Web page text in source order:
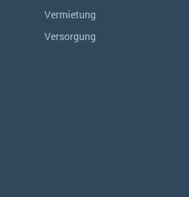
Vermietung
Versorgung